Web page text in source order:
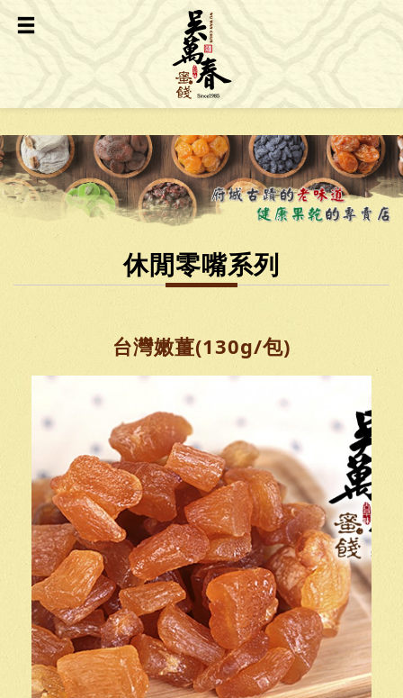
休閒零嘴系列
台灣嫩薑(130g/包)